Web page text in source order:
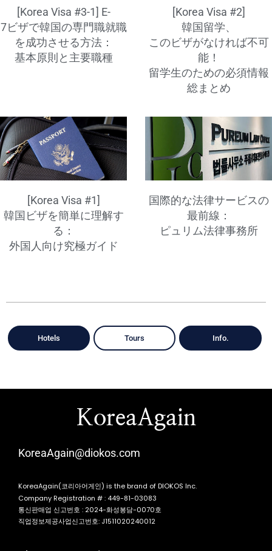
[Korea Visa #3-1] E-
7ビザで韓国の専門職就職
を成功させる方法：
基本原則と主要職種
[Korea Visa #2]
韓国留学、
このビザがなければ不可
能！
留学生のための必須情報
総まとめ
[Korea Visa #1]
韓国ビザを簡単に理解す
る：
外国人向け究極ガイド
国際的な法律サービスの
最前線：
ピュリム法律事務所
Hotels Tours Info.
KoreaAgain
KoreaAgain@diokos.com
KoreaAgain(코리아어게인) is the brand of DIOKOS Inc.
Company Registration # : 449-81-03083
통신판매업 신고번호 : 2024-화성봉담-0070호
직업정보제공사업신고번호: J1511020240012